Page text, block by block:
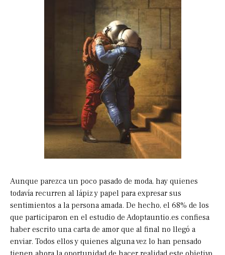
Aunque parezca un poco pasado de moda, hay quienes
todavía recurren al lápiz y papel para expresar sus
sentimientos a la persona amada. De hecho, el 68% de los
que participaron en el estudio de Adoptauntio.es confiesa
haber escrito una carta de amor que al final no llegó a
enviar. Todos ellos y quienes alguna vez lo han pensado